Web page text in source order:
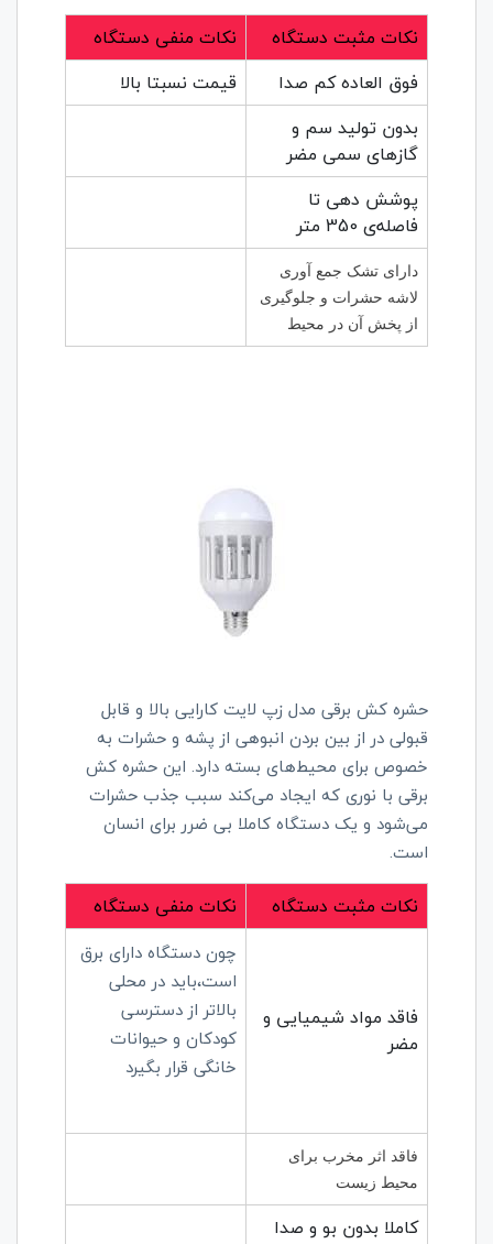
نکات مثبت دستگاه
نکات منفی دستگاه
فوق العاده کم صدا
قیمت نسبتا بالا
بدون تولید سم و
گازهای سمی مضر
پوشش دهی تا
فاصله‌ی 350 متر
دارای تشک جمع آوری
لاشه حشرات و جلوگیری
از پخش آن در محیط
حشره کش برقی مدل زپ لایت کارایی بالا و قابل
قبولی در از بین بردن انبوهی از پشه و حشرات به
خصوص برای محیط‌های بسته دارد. این حشره کش
برقی با نوری که ایجاد می‌کند سبب جذب حشرات
می‌شود و یک دستگاه کاملا بی ضرر برای انسان
است.
نکات مثبت دستگاه نکات منفی دستگاه
فاقد مواد شیمیایی و
مضر
چون دستگاه دارای برق
است،باید در محلی
بالاتر از دسترسی
کودکان و حیوانات
خانگی قرار بگیرد
فاقد اثر مخرب برای
محیط زیست
کاملا بدون بو و صدا